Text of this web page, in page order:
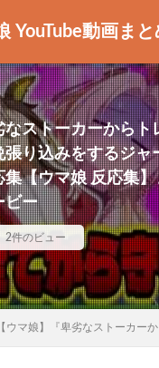
YouTube動画まと
ストーカーからト
り込みをするジャ
【ウマ娘 反応集
ビー
2件のビュー
【ウマ娘】『卑劣なストーカー